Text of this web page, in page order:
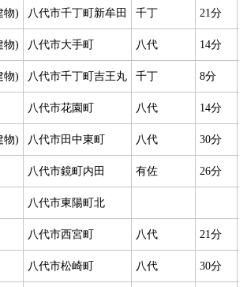
物) 八代市千丁町新牟田 千丁 21分
物) 八代市大手町 八代 14分
物) 八代市千丁町吉王丸 千丁 8分
八代市花園町 八代 14分
物) 八代市田中東町 八代 30分
八代市鏡町内田 有佐 26分
八代市東陽町北
八代市西宮町 八代 21分
八代市松崎町 八代 30分